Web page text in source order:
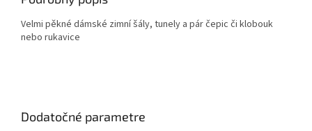
Velmi pěkné dámské zimní šály, tunely a pár čepic či klobouk
nebo rukavice
Dodatočné parametre